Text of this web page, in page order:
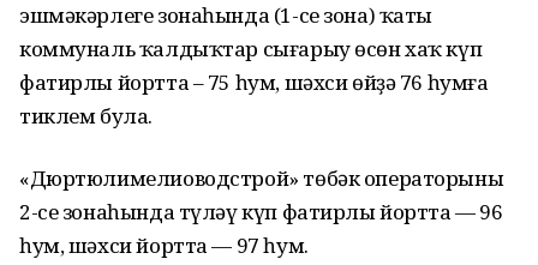
эшмәкәрлеге зонаһында (1-се зона) ҡаты
коммуналь ҡалдыҡтар сығарыу өсөн хаҡ күп
фатирлы йортта – 75 һум, шәхси өйҙә 76 һумға
тиклем була.
«Дюртюлимелиоводстрой» төбәк операторының
2-се зонаһында түләү күп фатирлы йортта — 96
һум, шәхси йортта — 97 һум.